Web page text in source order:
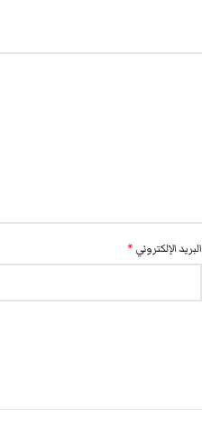
البريد الإلكتروني *